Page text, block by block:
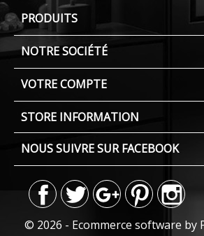
PRODUITS
NOTRE SOCIÉTÉ
VOTRE COMPTE
STORE INFORMATION
NOUS SUIVRE SUR FACEBOOK
© 2026 - Ecommerce software by